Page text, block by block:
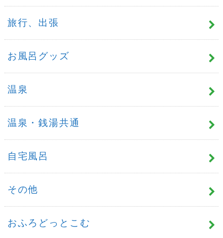
旅行、出張
お風呂グッズ
温泉
温泉・銭湯共通
自宅風呂
その他
おふろどっとこむ